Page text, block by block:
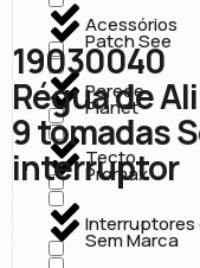
Acessórios
Parede
Tecto
Patch See
Planet
Promax
Sem Marca
19030040
Régua de
9 tomadas
interruptor